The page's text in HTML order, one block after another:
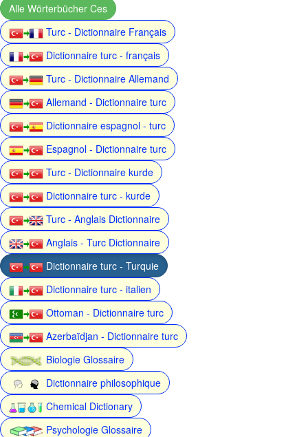
Alle Wörterbücher Ces
Turc - Dictionnaire Français
Dictionnaire turc - français
Turc - Dictionnaire Allemand
Allemand - Dictionnaire turc
Dictionnaire espagnol - turc
Espagnol - Dictionnaire turc
Turc - Dictionnaire kurde
Dictionnaire turc - kurde
Turc - Anglais Dictionnaire
Anglais - Turc Dictionnaire
Dictionnaire turc - Turquie
Dictionnaire turc - italien
Ottoman - Dictionnaire turc
Azerbaïdjan - Dictionnaire turc
Biologie Glossaire
Dictionnaire philosophique
Chemical Dictionary
Psychologie Glossaire